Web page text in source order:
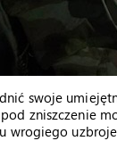
swoje
zniszczenie
wrogiego